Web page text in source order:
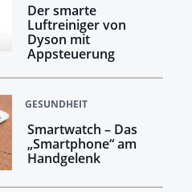
Der smarte
Luftreiniger von
Dyson mit
Appsteuerung
GESUNDHEIT
Smartwatch – Das
„Smartphone“ am
Handgelenk